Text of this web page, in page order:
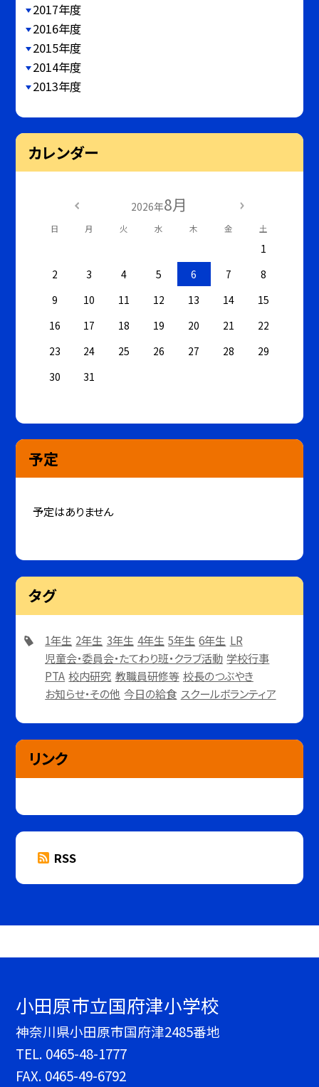
2017年度
2016年度
2015年度
2014年度
2013年度
カレンダー
2026年8月
日 月 火 水 木 金 土
1
2
3 4 5 6 7
8
9
10 11 12 13 14
15
16
17 18 19 20 21
22
23
24 25 26 27 28
29
30
31
予定
予定はありません
タグ
1年生 2年生 3年生 4年生 5年生 6年生 LR
児童会・委員会・たてわり班・クラブ活動 学校行事
PTA 校内研究 教職員研修等 校長のつぶやき
お知らせ・その他 今日の給食 スクールボランティア
リンク
RSS
小田原市立国府津小学校
神奈川県小田原市国府津2485番地
TEL. 0465-48-1777
FAX. 0465-49-6792